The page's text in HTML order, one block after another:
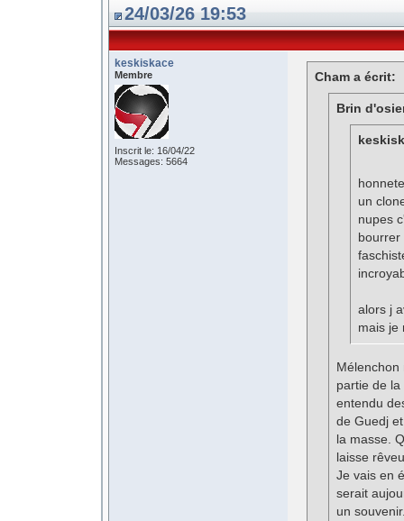
24/03/26 19:53
keskiskace
Membre
Inscrit le: 16/04/22
Messages: 5664
Cham a écrit:
Brin
un
nupes
bourrer
alors j
mais je
Mélenchon
partie de
entendu
de Guedj
la masse.
laisse
Je vais en
serait
un